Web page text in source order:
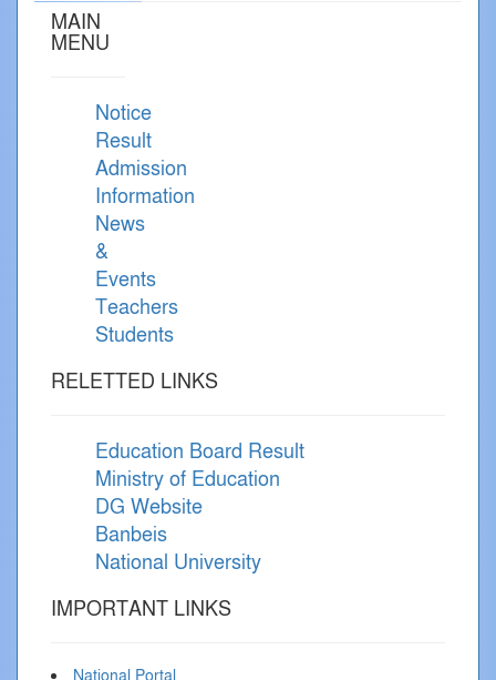
MAIN
MENU
Notice
Result
Admission
Information
News
&
Events
Teachers
Students
RELETTED LINKS
Education Board Result
Ministry of Education
DG Website
Banbeis
National University
IMPORTANT LINKS